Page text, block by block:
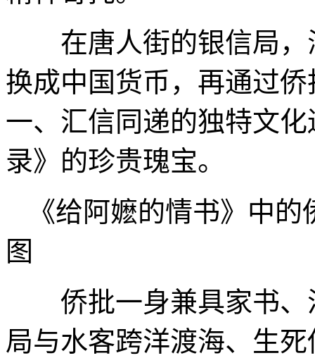
在唐人街的银信局，
换成中国货币，再通过
一、汇信同递的独特文
录》的珍贵瑰宝。
《给阿嬷的情书》中
图
侨批一身兼具家书、
局与水客跨洋渡海、生